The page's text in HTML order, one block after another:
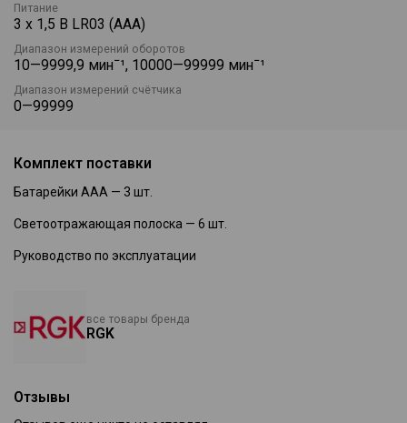
линиях. Автоматическое отключение питания и индикатор
заряда батареи помогают экономить ресурс питания и
поддерживать стабильную работу.
Благодаря небольшому весу и компактным размерам
тахометр удобно носить с собой и применять как на
производстве, так и в сервисных работах. RGK TM-10 сочетает
Питание
3 x 1,5 В LR03 (AAA)
Диапазон измерений оборотов
10—9999,9 минˉ¹, 10000—99999 минˉ¹
Диапазон измерений счётчика
0—99999
Комплект поставки
Батарейки AAA — 3 шт.
Светоотражающая полоска — 6 шт.
Руководство по эксплуатации
все товары бренда
RGK
Отзывы